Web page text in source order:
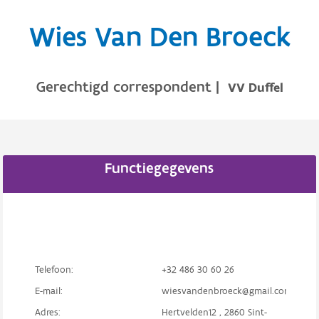
Wies Van Den Broeck
Gerechtigd correspondent| VV Duffel
Functiegegevens
Telefoon:
+32 486 30 60 26
E-mail:
wiesvandenbroeck@gmail.com
Adres:
Hertvelden12 , 2860 Sint-